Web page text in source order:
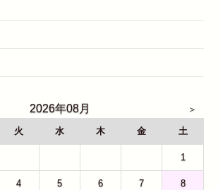
2026年08月
火 水 木 金 土
1
4 5 6 7 8